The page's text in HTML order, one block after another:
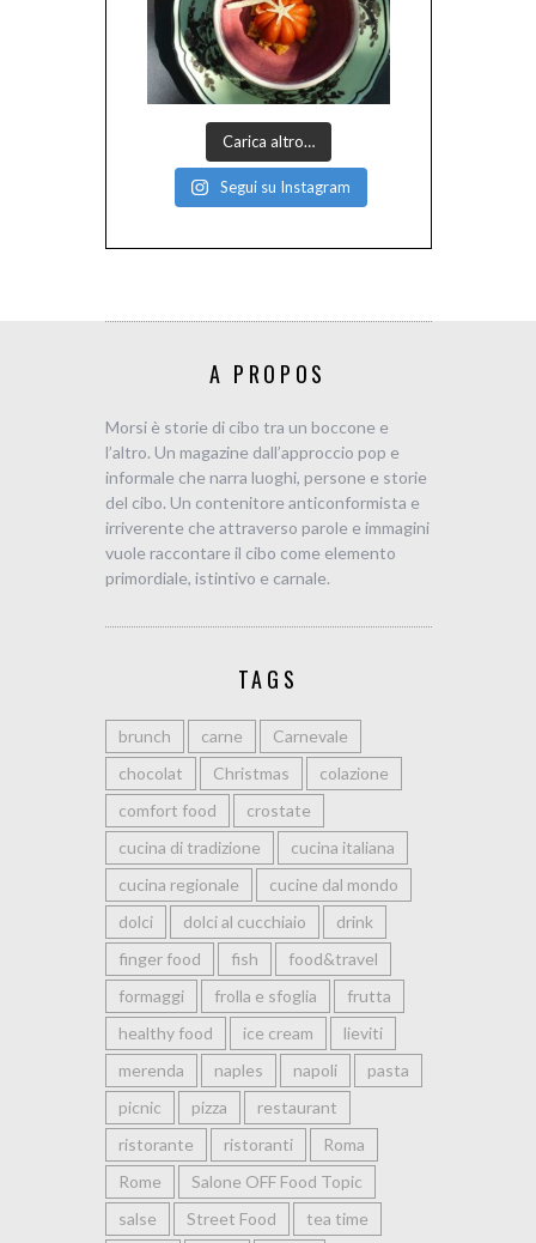
Carica altro…
Segui su Instagram
A PROPOS
Morsi è storie di cibo tra un boccone e
l’altro. Un magazine dall’approccio pop e
informale che narra luoghi, persone e storie
del cibo. Un contenitore anticonformista e
irriverente che attraverso parole e immagini
vuole raccontare il cibo come elemento
primordiale, istintivo e carnale.
TAGS
brunch carne
Carnevale
chocolat
Christmas
colazione
comfort food
crostate
cucina di tradizione
cucina italiana
cucina regionale
cucine dal mondo
dolci
dolci al cucchiaio
drink
finger food
fish
food&travel
formaggi
frolla e sfoglia
frutta
healthy food
ice cream
lieviti
merenda
naples napoli
pasta
picnic
pizza
restaurant
ristorante
ristoranti
Roma
Rome
Salone OFF Food Topic
salse
Street Food tea time